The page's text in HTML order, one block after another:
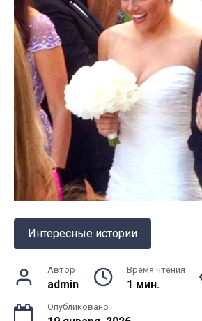
Интересные истории
Автор
admin
Время чтения
1 мин.
Опубликовано